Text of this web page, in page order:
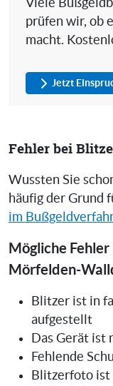
Viele
prüfen wir, ob
macht.
Jetzt
Fehler bei
Wussten Sie
häufig der Grund
im
Mögliche
Mörfelden-
Blitzer ist in
aufgestellt
Das Gerät ist
Fehlende
Blitzerfoto ist